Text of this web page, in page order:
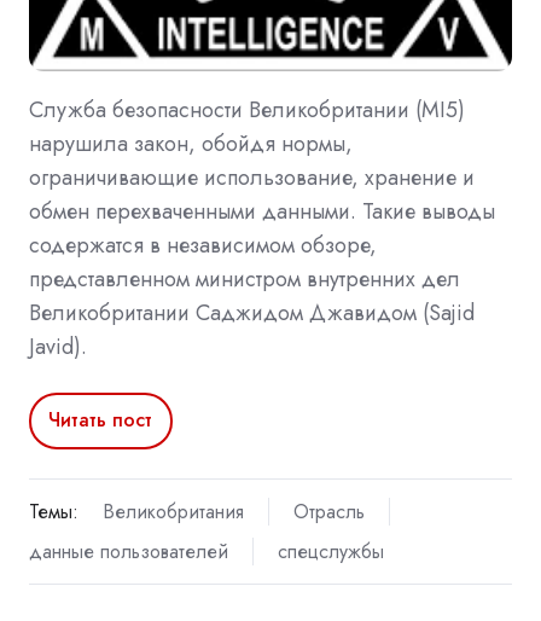
Служба безопасности Великобритании (MI5)
нарушила закон, обойдя нормы,
ограничивающие использование, хранение и
обмен перехваченными данными. Такие выводы
содержатся в независимом обзоре,
представленном министром внутренних дел
Великобритании Саджидом Джавидом (Sajid
Javid).
Читать пост
Темы: Великобритания
Отрасль
данные пользователей
спецслужбы